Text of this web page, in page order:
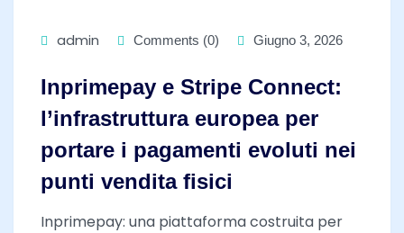
admin Comments (0) Giugno 3, 2026
Inprimepay e Stripe Connect:
l’infrastruttura europea per
portare i pagamenti evoluti nei
punti vendita fisici
Inprimepay: una piattaforma costruita per